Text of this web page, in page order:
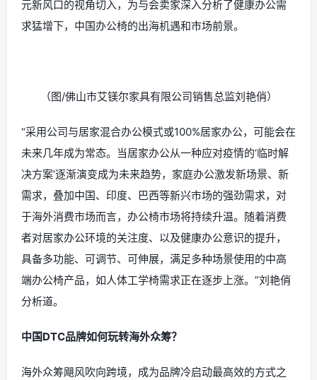
元新风口的视角切入，为与会卖家深入分析了健康办公需
求猛增下，中国办公椅的出海机遇和市场前景。
（图/佛山市艾镁尔家具有限公司销售总监刘艳俏）
“采用公司与居家混合办公模式或100%居家办公，可能会在
未来几年成为常态。当居家办公从一种应对疫情的‘临时解
决方案’逐渐演变成为未来趋势，家庭办公激发新场景、新
需求，叠加中国、印度、巴西等新兴市场的强劲需求，对
于海外消费市场而言，办公椅市场将持续升温。随着消费
者对居家办公环境的关注度、以及健康办公意识的提升，
具备多功能、可调节、可伸展，满足多种场景使用的中高
端办公椅产品，如人体工学椅需求正在逐步上涨。”刘艳俏
分析道。
中国DTC品牌如何玩转海外众筹？
海外众筹飓风吹向跨境，成为品牌冷启动最高效的方式之